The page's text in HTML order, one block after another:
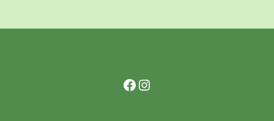
Ausbildungsstufen im VDST
Facebook
Instagram